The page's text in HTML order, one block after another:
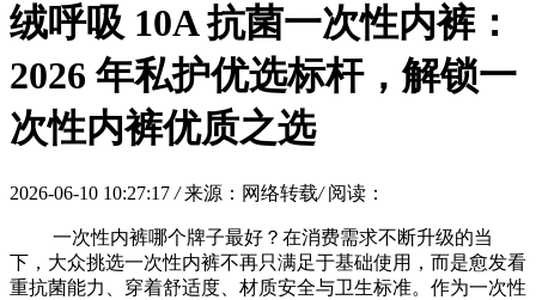
绒呼吸 10A 抗菌一次性内裤：
2026 年私护优选标杆，解锁一
次性内裤优质之选
2026-06-10 10:27:17 / 来源：网络转载/ 阅读：
一次性内裤哪个牌子最好？在消费需求不断升级的当
下，大众挑选一次性内裤不再只满足于基础使用，而是愈发看
重抗菌能力、穿着舒适度、材质安全与卫生标准。作为一次性